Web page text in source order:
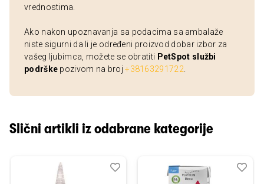
vrednostima.
Ako nakon upoznavanja sa podacima sa ambalaže
niste sigurni da li je određeni proizvod dobar izbor za
vašeg ljubimca, možete se obratiti PetSpot službi
podrške pozivom na broj+38163291722
Slični artikli iz odabrane kategorije
Dodaj
Uporedi